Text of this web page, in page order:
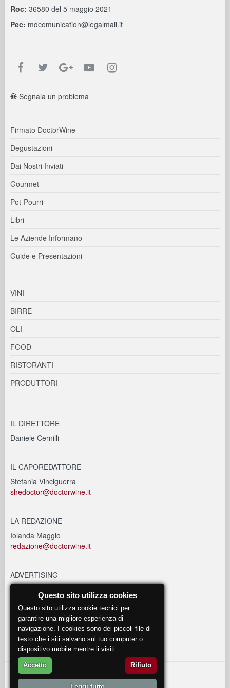
Roc: 36580 del 5 maggio 2021
Pec: mdcomunication@legalmail.it
Segnala un problema
Firmato DoctorWine
Degustazioni
Dai Nostri Inviati
Gourmet
Pot-Pourri
Libri
Le Aziende Informano
Guide e Presentazioni
VINI
BIRRE
OLI
FOOD
RISTORANTI
PRODUTTORI
IL DIRETTORE
Daniele Cernilli
IL CAPOREDATTORE
Stefania Vinciguerra
shedoctor@doctorwine.it
LA REDAZIONE
Iolanda Maggio
redazione@doctorwine.it
ADVERTISING
EVENTI
eventi@doctorwine.it
© 2018DoctorWine.
Questo sito utilizza cookies
Questo sito utilizza cookie tecnici per
garantire una migliore esperienza di
navigazione. I cookies sono dei piccoli file di
testo che i siti salvano sul tuo computer o
dispositivo mobile mentre li visiti.
Accetto Rifiuto